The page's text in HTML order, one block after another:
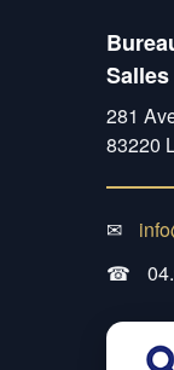
281
83220
✉
☎